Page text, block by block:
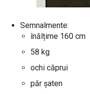
Semnalmente:
înălțime 160 cm
58 kg
ochi căprui
păr șaten